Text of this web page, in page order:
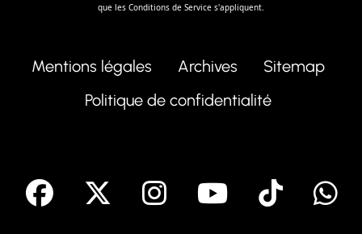
que les Conditions de Service s'appliquent.
Mentions légales Archives
Sitemap
Politique de confidentialité
facebook Instagram
Youtube
Tik